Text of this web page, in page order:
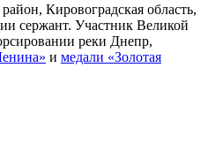
, Кировоградская область,
сержант. Участник Великой
реки Днепр,
и медали «Золотая